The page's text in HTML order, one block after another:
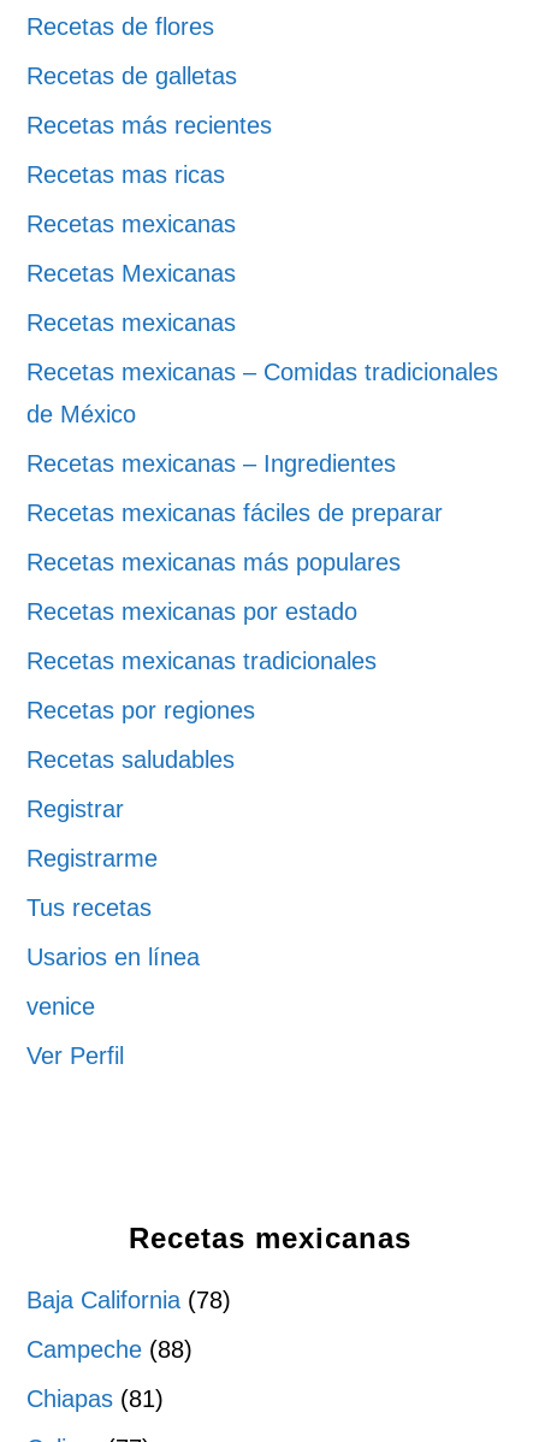
Recetas de flores
Recetas de galletas
Recetas más recientes
Recetas mas ricas
Recetas mexicanas
Recetas Mexicanas
Recetas mexicanas
Recetas mexicanas – Comidas tradicionales
de México
Recetas mexicanas – Ingredientes
Recetas mexicanas fáciles de preparar
Recetas mexicanas más populares
Recetas mexicanas por estado
Recetas mexicanas tradicionales
Recetas por regiones
Recetas saludables
Registrar
Registrarme
Tus recetas
Usarios en línea
venice
Ver Perfil
Recetas mexicanas
Baja California (78)
Campeche (88)
Chiapas (81)